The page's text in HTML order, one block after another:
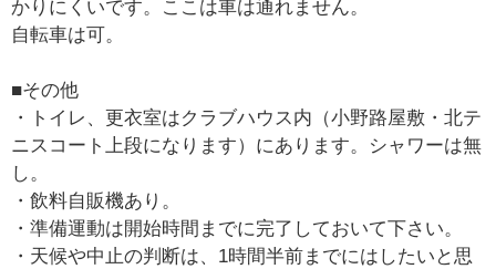
かりにくいです。ここは車は通れません。
自転車は可。
■その他
・トイレ、更衣室はクラブハウス内（小野路屋敷・北テ
ニスコート上段になります）にあります。シャワーは無
し。
・飲料自販機あり。
・準備運動は開始時間までに完了しておいて下さい。
・天候や中止の判断は、1時間半前までにはしたいと思